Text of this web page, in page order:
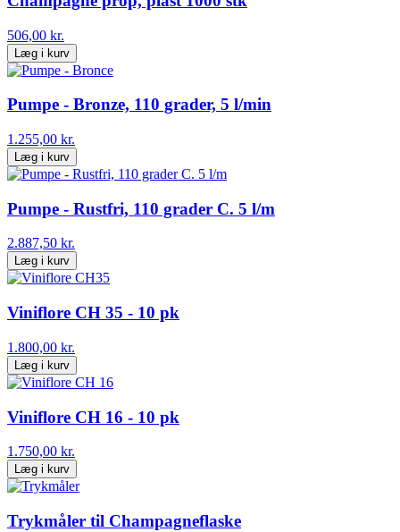
506,00 kr.
Læg i kurv
Pumpe - Bronze, 110 grader, 5 l/min
1.255,00 kr.
Læg i kurv
Pumpe - Rustfri, 110 grader C. 5 l/m
2.887,50 kr.
Læg i kurv
Viniflore CH 35 - 10 pk
1.800,00 kr.
Læg i kurv
Viniflore CH 16 - 10 pk
1.750,00 kr.
Læg i kurv
Trykmåler til Champagneflaske